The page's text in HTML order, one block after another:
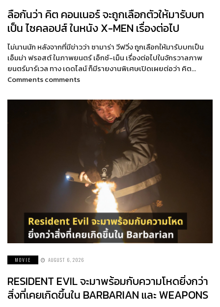
ลือกันว่า คิต คอนเนอร์ จะถูกเลือกตัวให้มารับบท
เป็น ไซคลอปส์ ในหนัง X-MEN เรื่องต่อไป
ไม่นานนัก หลังจากที่มีข่าวว่า ซามาร่า วีฟวิ่ง ถูกเลือกให้มารับบทเป็น
เอ็มม่า ฟรอสต์ ในภาพยนตร์ เอ็กซ์-เม็น เรื่องต่อไปในจักรวาลภาพ
ยนตร์มาร์เวล ทาง เดดไลน์ ก็มีรายงานพิเศษเปิดเผยต่อว่า คิต…
Comments comments
MOVIE AUGUST 6, 2026
RESIDENT EVIL จะมาพร้อมกับความโหดยิ่งกว่า
สิ่งที่เคยเกิดขึ้นใน BARBARIAN และ WEAPONS